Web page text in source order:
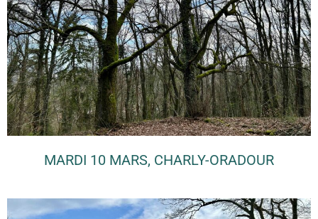
MARDI 10 MARS, CHARLY-ORADOUR